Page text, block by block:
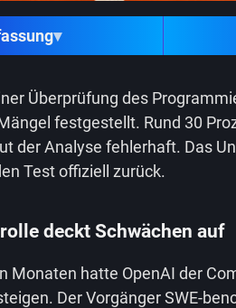
▾
Überprüfung des
festgestellt. Rund 30
der Analyse fehlerhaft. Das
Test offiziell zurück.
deckt Schwächen auf
Monaten hatte OpenAI der
Der Vorgänger SWE-